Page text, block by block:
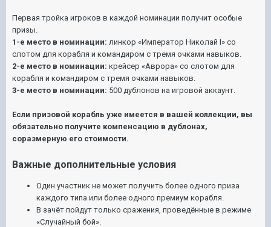
Первая тройка игроков в каждой номинации получит особые
призы.
1-е место в номинации: линкор «Император Николай I» со
слотом для корабля и командиром с тремя очками навыков.
2-е место в номинации: крейсер «Аврора» со слотом для
корабля и командиром с тремя очками навыков.
3-е место в номинации: 500 дублонов на игровой аккаунт.
Если призовой корабль уже имеется в вашей коллекции, вы
обязательно получите компенсацию в дублонах,
соразмерную его стоимости.
Важные дополнительные условия
Один участник не может получить более одного приза
каждого типа или более одного премиум корабля.
В зачёт пойдут только сражения, проведённые в режиме
«Случайный бой».